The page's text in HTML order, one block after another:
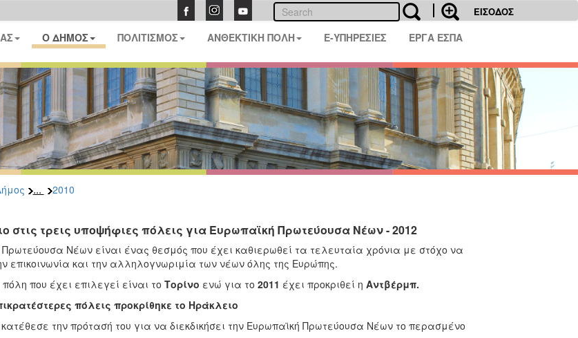
ΕΙΣΟΔΟΣ
Ο ΔΗΜΟΣ ΠΟΛΙΤΙΣΜΟΣ ΑΝΘΕΚΤΙΚΗ ΠΟΛΗ E-ΥΠΗΡΕΣΙΕΣ ΕΡΓΑ ΕΣΠΑ
... 2010
στις τρεις υποψήφιες πόλεις για Ευρωπαϊκή Πρωτεύουσα Νέων - 2012
Νέων είναι ένας θεσμός που έχει καθιερωθεί τα τελευταία χρόνια με στόχο να
επικοινωνία και την αλληλογνωριμία των νέων όλης της Ευρώπης.
πόλη που έχει επιλεγεί είναι το Τορίνο ενώ για το 2011 έχει προκριθεί η Αντβέρμπ.
πόλεις προκρίθηκε το Ηράκλειο
την πρότασή του για να διεκδικήσει την Ευρωπαϊκή Πρωτεύουσα Νέων το περασμένο